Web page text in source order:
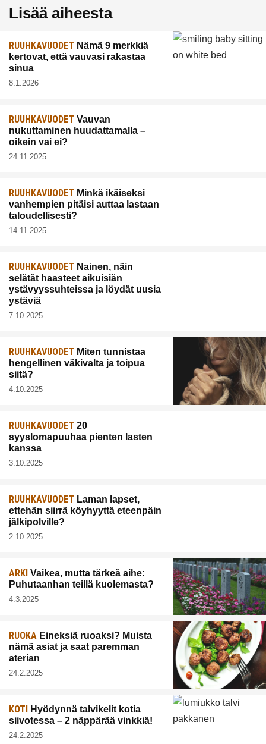
Lisää aiheesta
RUUHKAVUODET Nämä 9 merkkiä
kertovat, että vauvasi rakastaa
sinua
8.1.2026
RUUHKAVUODET Vauvan
nukuttaminen huudattamalla –
oikein vai ei?
24.11.2025
RUUHKAVUODET Minkä ikäiseksi
vanhempien pitäisi auttaa lastaan
taloudellisesti?
14.11.2025
RUUHKAVUODET Nainen, näin
selätät haasteet aikuisiän
ystävyyssuhteissa ja löydät uusia
ystäviä
7.10.2025
RUUHKAVUODET Miten tunnistaa
hengellinen väkivalta ja toipua
siitä?
4.10.2025
RUUHKAVUODET 20
syyslomapuuhaa pienten lasten
kanssa
3.10.2025
RUUHKAVUODET Laman lapset,
ettehän siirrä köyhyyttä eteenpäin
jälkipolville?
2.10.2025
ARKI Vaikea, mutta tärkeä aihe:
Puhutaanhan teillä kuolemasta?
4.3.2025
RUOKA Eineksiä ruoaksi? Muista
nämä asiat ja saat paremman
aterian
24.2.2025
KOTI
Hyödynnä talvikelit kotia
siivotessa – 2 näppärää vinkkiä!
24.2.2025